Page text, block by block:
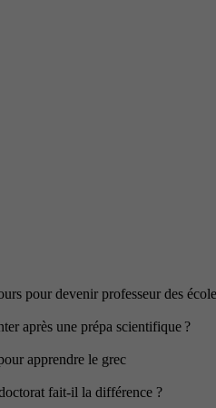
pour devenir professeur des
après une prépa scientifique ?
apprendre le grec
fait-il la différence ?